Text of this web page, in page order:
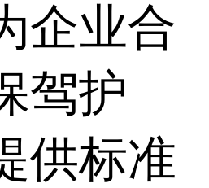
企业合
驾护
供标准